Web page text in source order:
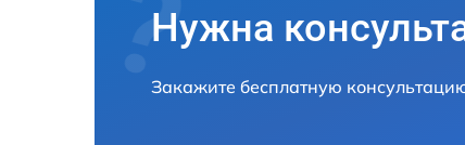
Нужна
Закажите бесплатную